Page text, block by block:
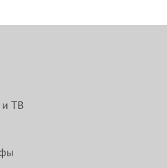
и ТВ